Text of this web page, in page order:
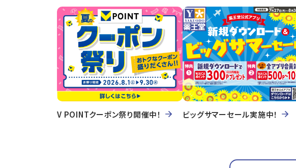
V POINTクーポン祭り開催中！ ビッグサマーセール実施中！